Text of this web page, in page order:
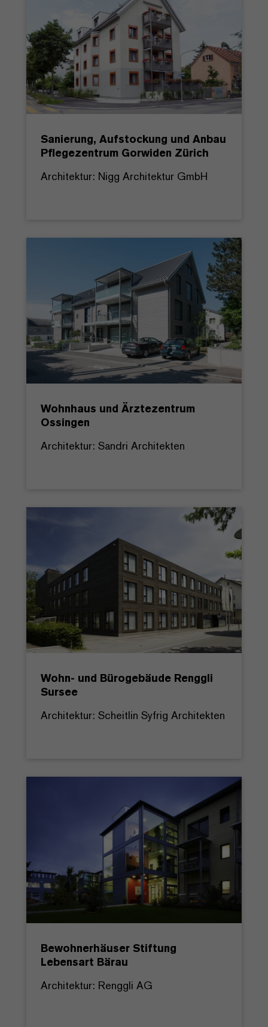
Sanierung, Aufstockung und Anbau
Pflegezentrum Gorwiden Zürich
Architektur: Nigg Architektur GmbH
Wohnhaus und Ärztezentrum
Ossingen
Architektur: Sandri Architekten
Wohn- und Bürogebäude Renggli
Sursee
Architektur: Scheitlin Syfrig Architekten
Bewohnerhäuser Stiftung
Lebensart Bärau
Architektur: Renggli AG